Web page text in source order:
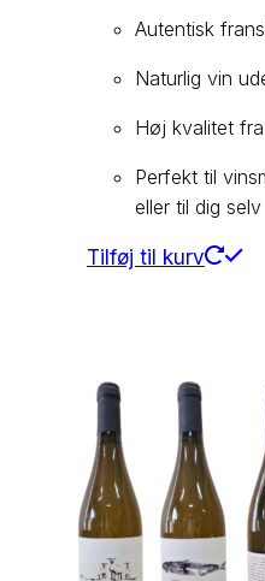
Autentisk
Naturlig vin
Høj kvalitet
Perfekt til
eller til dig selv
Tilføj til kurv